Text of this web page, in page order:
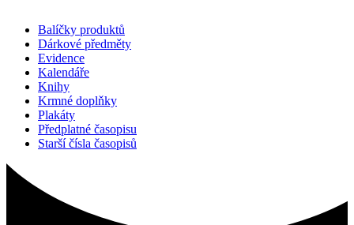
Balíčky produktů
Dárkové předměty
Evidence
Kalendáře
Knihy
Krmné doplňky
Plakáty
Předplatné časopisu
Starší čísla časopisů